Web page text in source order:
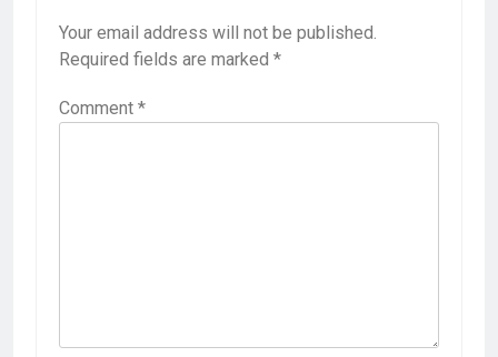
Your email address will not be published.
Required fields are marked *
Comment *